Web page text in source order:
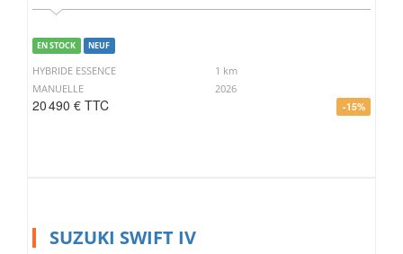
EN STOCK NEUF
HYBRIDE ESSENCE
1 km
MANUELLE
2026
20 490 € TTC -15%
SUZUKI SWIFT IV